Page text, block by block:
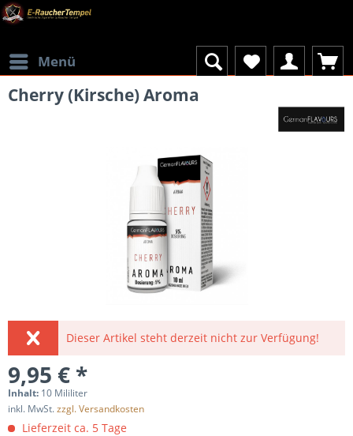
Menü
Cherry (Kirsche) Aroma
Dieser Artikel steht derzeit nicht zur Verfügung!
9,95 € *
Inhalt: 10 Mililiter
inkl. MwSt.zzgl. Versandkosten
Lieferzeit ca. 5 Tage